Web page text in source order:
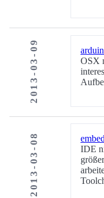
2013-03-09
OSX
2013-03-08
IDE